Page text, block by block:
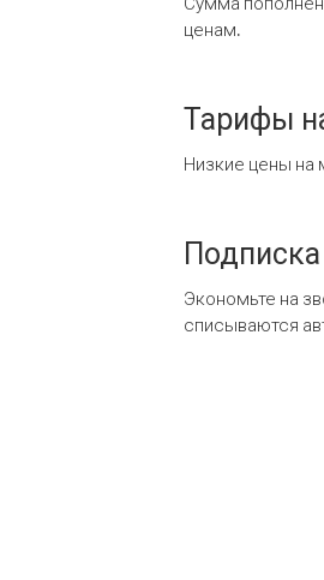
ценам.
Тарифы
Низкие цены на
Экономьте на
списываются